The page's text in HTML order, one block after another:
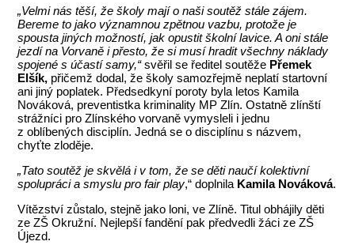
„Velmi nás těší, že školy mají o naši soutěž stále zájem.
Bereme to jako významnou zpětnou vazbu, protože je
spousta jiných možností, jak opustit školní lavice. A oni stále
jezdí na Vorvaně i přesto, že si musí hradit všechny náklady
spojené s účastí samy,“svěřil se ředitel soutěže Přemek
Elšík, přičemž dodal, že školy samozřejmě neplatí startovní
ani jiný poplatek. Předsedkyní poroty byla letos Kamila
Nováková, preventistka kriminality MP Zlín. Ostatně zlínští
strážníci pro Zlínského vorvaně vymysleli i jednu
z oblíbených disciplín. Jedná se o disciplínu s názvem,
chyťte zloděje.
„Tato soutěž je skvělá i v tom, že se děti naučí kolektivní
spolupráci a smyslu pro fair play,“ doplnila Kamila Nováková.
Vítězství zůstalo, stejně jako loni, ve Zlíně. Titul obhájily děti
ze ZŠ Okružní. Nejlepší fandění pak předvedli žáci ze ZŠ
Újezd.